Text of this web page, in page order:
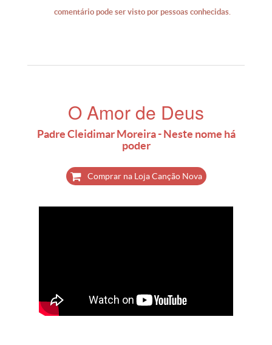
O Amor de Deus
Padre Cleidimar Moreira - Neste nome há
poder
Comprar na Loja Canção Nova
comentário pode ser visto por pessoas conhecidas.